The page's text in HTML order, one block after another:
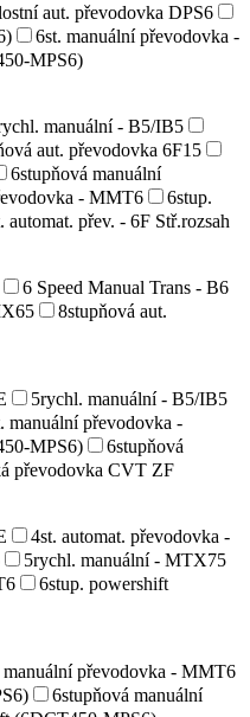
aut. převodovka DPS6
6st. manuální převodovka -
MPS6)
manuální - B5/IB5
aut. převodovka 6F15
6stupňová manuální
- MMT6
6stup.
automat. přev. - 6F Stř.rozsah
6 Speed Manual Trans - B6
8stupňová aut.
5rychl. manuální - B5/IB5
manuální převodovka -
MPS6)
6stupňová
převodovka CVT ZF
4st. automat. převodovka -
5rychl. manuální - MTX75
6stup. powershift
manuální převodovka - MMT6
6stupňová manuální